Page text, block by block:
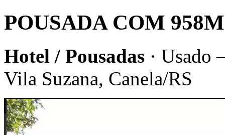
POUSADA COM
Hotel / Pousadas ·
Vila Suzana, Canela/RS